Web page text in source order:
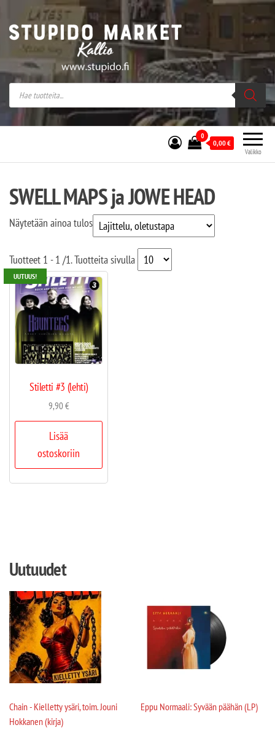
Stupido Market – verkossa ja kivijalassa
Stupido Market on vaihtoehtomusaan
erikoistunut verkko- sekä
kivijalkakauppa Helsingissä Kallion
sydämessä.
Valikko
0
0,00€
SWELL MAPS ja JOWE HEAD
Näytetään ainoa tulos
Tuotteet 1 - 1 /1. Tuotteita sivulla
UUTUUS!
Stiletti #3 (lehti)
9,90€
Lisää
ostoskoriin
Uutuudet
Chain - Kielletty ysäri, toim. Jouni
Hokkanen (kirja)
Eppu Normaali: Syvään päähän (LP)